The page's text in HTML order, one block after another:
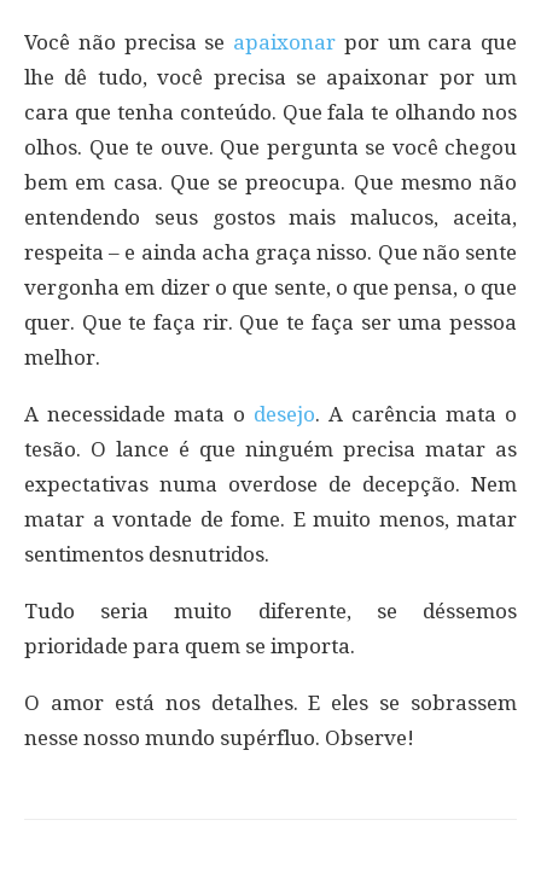
Você não precisa se apaixonar por um cara que
lhe dê tudo, você precisa se apaixonar por um
cara que tenha conteúdo. Que fala te olhando nos
olhos. Que te ouve. Que pergunta se você chegou
bem em casa. Que se preocupa. Que mesmo não
entendendo seus gostos mais malucos, aceita,
respeita – e ainda acha graça nisso. Que não sente
vergonha em dizer o que sente, o que pensa, o que
quer. Que te faça rir. Que te faça ser uma pessoa
melhor.
A necessidade mata o desejo. A carência mata o
tesão. O lance é que ninguém precisa matar as
expectativas numa overdose de decepção. Nem
matar a vontade de fome. E muito menos, matar
sentimentos desnutridos.
Tudo seria muito diferente, se déssemos
prioridade para quem se importa.
O amor está nos detalhes. E eles se sobrassem
nesse nosso mundo supérfluo. Observe!